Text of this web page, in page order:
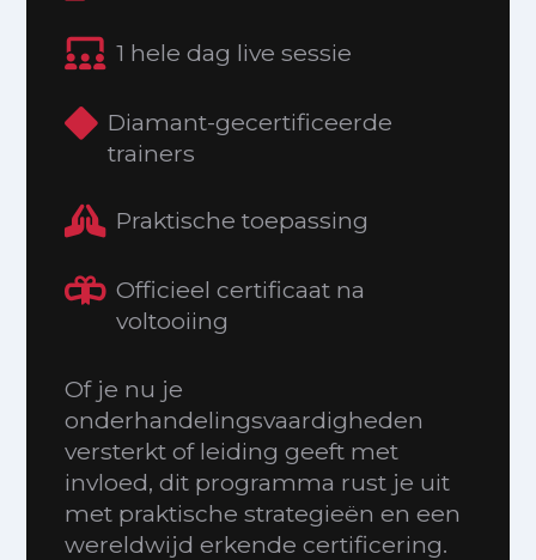
1 hele dag live sessie
Diamant-gecertificeerde
trainers
Praktische toepassing
Officieel certificaat na
voltooiing
Of je nu je
onderhandelingsvaardigheden
versterkt of leiding geeft met
invloed, dit programma rust je uit
met praktische strategieën en een
wereldwijd erkende certificering.